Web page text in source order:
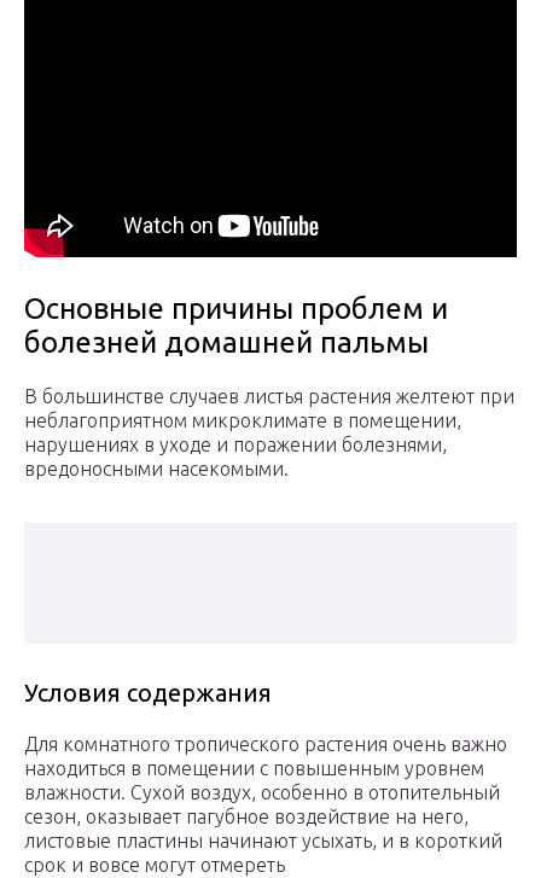
Основные причины проблем и
болезней домашней пальмы
В большинстве случаев листья растения желтеют при
неблагоприятном микроклимате в помещении,
нарушениях в уходе и поражении болезнями,
вредоносными насекомыми.
Условия содержания
Для комнатного тропического растения очень важно
находиться в помещении с повышенным уровнем
влажности. Сухой воздух, особенно в отопительный
сезон, оказывает пагубное воздействие на него,
листовые пластины начинают усыхать, и в короткий
срок и вовсе могут отмереть